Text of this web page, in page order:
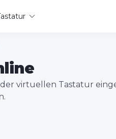
virtuellen Tastatur